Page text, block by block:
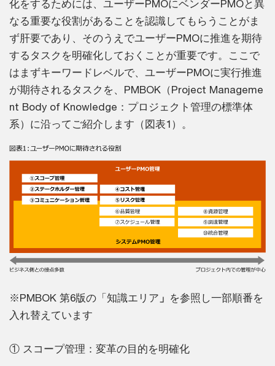
化をするためには、ユーザーPMOにベンダーPMOと異
なる重要な役割があることを認識してもらうことがま
ず肝要であり、そのうえでユーザーPMOに推進を期待
するタスクを明確化しておくことが重要です。ここで
はまずキーワードレベルで、ユーザーPMOに実行推進
が期待されるタスクを、PMBOK（Project Manageme
nt Body of Knowledge：プロジェクト管理の標準体
系）に沿ってご紹介します（図表1）。
※PMBOK 第6版の「知識エリア 」 を参照し一部順番を
入れ替えています
① スコープ管理：変革の目的を明確化